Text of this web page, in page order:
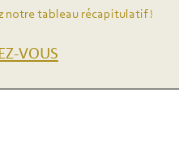
notre tableau récapitulatif !
VOUS